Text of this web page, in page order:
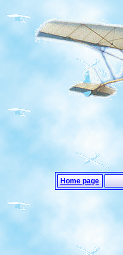
Home page